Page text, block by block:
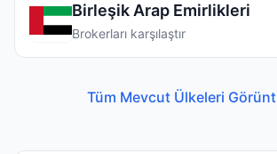
Birleşik Arap Emirlikleri
Brokerları karşılaştır
Tüm Mevcut Ülkeleri